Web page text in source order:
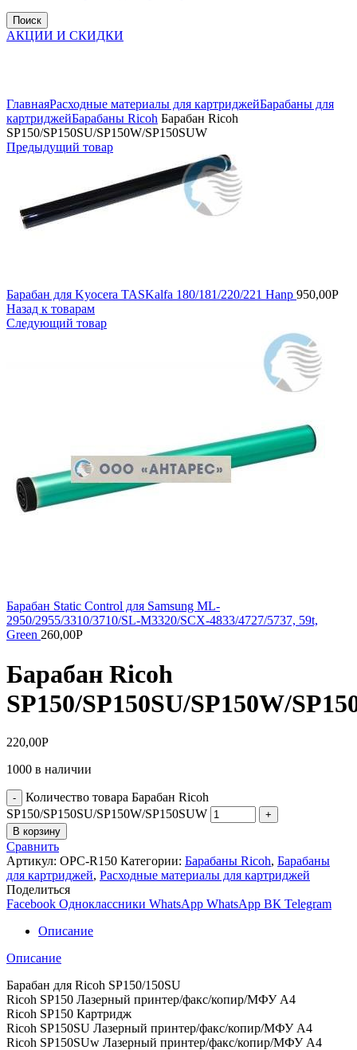
Поиск
АКЦИИ И СКИДКИ
ГлавнаяРасходные материалы для картриджейБарабаны для
картриджейБарабаны Ricoh Барабан Ricoh
SP150/SP150SU/SP150W/SP150SUW
Предыдущий товар
Барабан для Kyocera TASKalfa 180/181/220/221 Hanp 950,00Р
Назад к товарам
Следующий товар
Барабан Static Control для Samsung ML-
2950/2955/3310/3710/SL-M3320/SCX-4833/4727/5737, 59t,
Green 260,00Р
Барабан Ricoh
SP150/SP150SU/SP150W/
220,00Р
1000 в наличии
Количество товара Барабан Ricoh
SP150/SP150SU/SP150W/SP150SUW
В корзину
Сравнить
Артикул: OPC-R150 Категории: Барабаны Ricoh, Барабаны
для картриджей, Расходные материалы для картриджей
Поделиться
Facebook Одноклассники WhatsApp WhatsApp ВК Telegram
Описание
Описание
Барабан для Ricoh SP150/150SU
Ricoh SP150 Лазерный принтер/факс/копир/МФУ A4
Ricoh SP150 Картридж
Ricoh SP150SU Лазерный принтер/факс/копир/МФУ A4
Ricoh SP150SUw Лазерный принтер/факс/копир/МФУ A4